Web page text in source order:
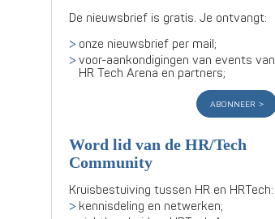
De nieuwsbrief is gratis. Je ontvangt:
onze nieuwsbrief per mail;
voor-aankondigingen van events van
HR Tech Arena en partners;
abonneer
Word lid van de HR/Tech
Community
Kruisbestuiving tussen HR en HRTech:
kennisdeling en netwerken;